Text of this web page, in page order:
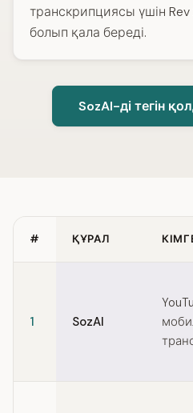
транскрипциясы үшін
болып қала береді.
SozAI-ді тегін
# ҚҰРАЛ
1 SozAI